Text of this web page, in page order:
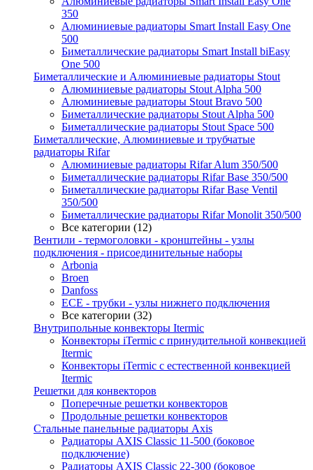
350
Алюминиевые радиаторы Smart Install Easy One
500
Биметаллические радиаторы Smart Install biEasy
One 500
Биметаллические и Алюминиевые радиаторы Stout
Алюминиевые радиаторы Stout Alpha 500
Алюминиевые радиаторы Stout Bravo 500
Биметаллические радиаторы Stout Alpha 500
Биметаллические радиаторы Stout Space 500
Биметаллические, Алюминиевые и трубчатые
радиаторы Rifar
Алюминиевые радиаторы Rifar Alum 350/500
Биметаллические радиаторы Rifar Base 350/500
Биметаллические радиаторы Rifar Base Ventil
350/500
Биметаллические радиаторы Rifar Monolit 350/500
Все категории (12)
Вентили - термоголовки - кронштейны - узлы
подключения - присоединительные наборы
Arbonia
Broen
Danfoss
ECE - трубки - узлы нижнего подключения
Все категории (32)
Внутрипольные конвекторы Itermic
Конвекторы iTermic c принудительной конвекцией
Itermic
Конвекторы iTermic с естественной конвекцией
Itermic
Решетки для конвекторов
Поперечные решетки конвекторов
Продольные решетки конвекторов
Стальные панельные радиаторы Axis
Радиаторы AXIS Classic 11-500 (боковое
подключение)
Радиаторы AXIS Classic 22-300 (боковое